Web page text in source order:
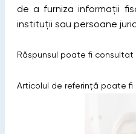
de a furniza informații
instituții sau persoane
Răspunsul poate fi consultat
Articolul de referință poate fi